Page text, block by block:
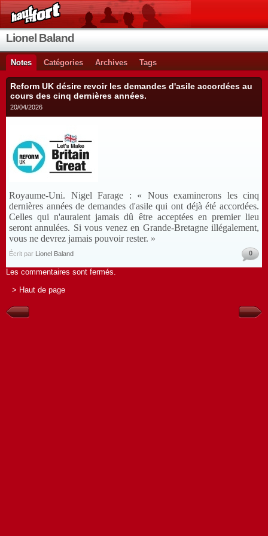
Lionel Baland
Notes Catégories Archives Tags
Reform UK désire revoir les demandes d'asile accordées au
cours des cinq dernières années.
20/04/2026
Royaume-Uni. Nigel Farage : « Nous examinerons les cinq
dernières années de demandes d'asile qui ont déjà été accordées.
Celles qui n'auraient jamais dû être acceptées en premier lieu
seront annulées. Si vous venez en Grande-Bretagne illégalement,
vous ne devrez jamais pouvoir rester. »
Écrit par Lionel Baland 0
Les commentaires sont fermés.
> Haut de page